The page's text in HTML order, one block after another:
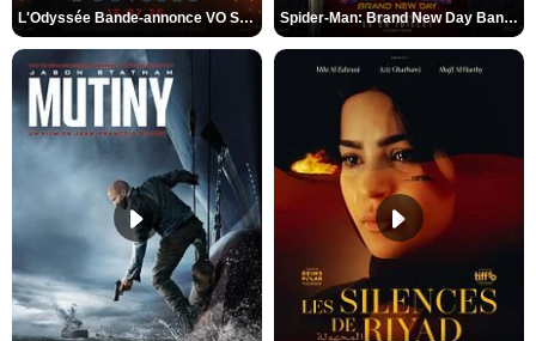
L'Odyssée Bande-annonce VO STFR Spider-Man: Brand New Day Bande-annonce VO STFR